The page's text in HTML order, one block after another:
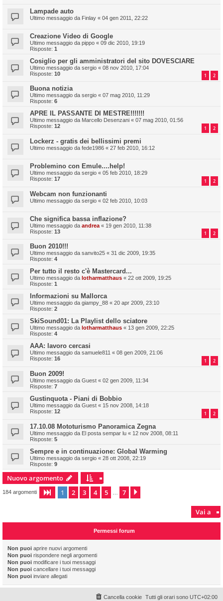
Lampade auto
Ultimo messaggio da Finlay « 04 gen 2011, 22:22
Creazione Video di Google
Ultimo messaggio da pippo « 09 dic 2010, 19:19
Risposte: 1
Cosiglio per gli amministratori del sito DOVESCIARE
Ultimo messaggio da sergio « 08 nov 2010, 17:04
Risposte: 10 1 2
Buona notizia
Ultimo messaggio da sergio « 07 mag 2010, 11:29
Risposte: 6
APRE IL PASSANTE DI MESTRE!!!!!!!
Ultimo messaggio da Marcello Desenzani « 07 mag 2010, 01:56
Risposte: 12 1 2
Lockerz - gratis dei bellissimi premi
Ultimo messaggio da fede1986 « 27 feb 2010, 16:12
Problemino con Emule....help!
Ultimo messaggio da sergio « 05 feb 2010, 18:29
Risposte: 17 1 2
Webcam non funzionanti
Ultimo messaggio da sergio « 02 feb 2010, 10:03
Che significa bassa inflazione?
Ultimo messaggio da andrea « 19 gen 2010, 11:38
Risposte: 13 1 2
Buon 2010!!!
Ultimo messaggio da sanvito25 « 31 dic 2009, 19:35
Risposte: 4
Per tutto il resto c'è Mastercard...
Ultimo messaggio da lotharmatthaus « 22 ott 2009, 19:25
Risposte: 1
Informazioni su Mallorca
Ultimo messaggio da giampy_88 « 20 apr 2009, 23:10
Risposte: 2
SkiSound01: La Playlist dello sciatore
Ultimo messaggio da lotharmatthaus « 13 gen 2009, 22:25
Risposte: 4
AAA: lavoro cercasi
Ultimo messaggio da samuele811 « 08 gen 2009, 21:06
Risposte: 16 1 2
Buon 2009!
Ultimo messaggio da Guest « 02 gen 2009, 11:34
Risposte: 7
Gustinquota - Piani di Bobbio
Ultimo messaggio da Guest « 15 nov 2008, 14:18
Risposte: 12 1 2
17.10.08 Mototurismo Panoramica Zegna
Ultimo messaggio da El posta sempar lu « 12 nov 2008, 08:11
Risposte: 5
Sempre e in continuazione: Global Warming
Ultimo messaggio da sergio « 28 ott 2008, 22:19
Risposte: 9
Nuovo argomento
184 argomenti Pagina di
1 2 3 4 5 7
Vai a
Permessi forum
Non puoi aprire nuovi argomenti
Non puoi rispondere negli argomenti
Non puoi modificare i tuoi messaggi
Non puoi cancellare i tuoi messaggi
Non puoi inviare allegati
Tutti gli orari sono UTC+02:00
Cancella cookie